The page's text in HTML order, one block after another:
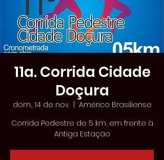
11a. Corrida Cidade
Doçura
dom., 14 de nov.
  |
Américo Brasiliense
Corrida Pedestre de 5 km, em frente à
Antiga Estação